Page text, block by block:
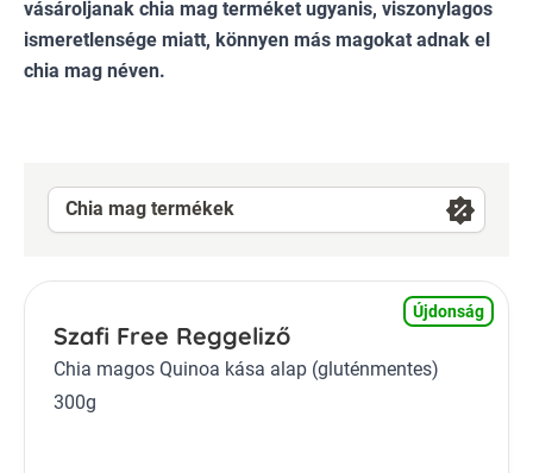
vásároljanak chia mag terméket ugyanis, viszonylagos
ismeretlensége miatt, könnyen más magokat adnak el
chia mag néven.
Chia mag termékek
Újdonság
Szafi Free Reggeliző
Chia magos Quinoa kása alap (gluténmentes)
300g